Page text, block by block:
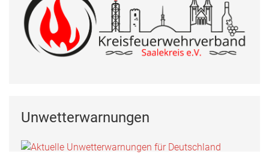
Unwetterwarnungen